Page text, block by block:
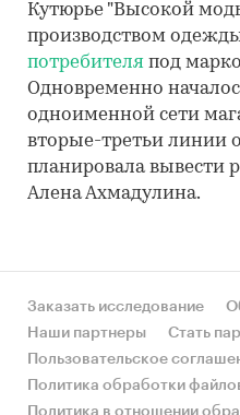
Кутюрье "Высокой
производством
потребителя под
Одновременно
одноименной сети
вторые-третьи линии
планировала вывести
Алена Ахмадулина.
Заказать исследование
Наши партнеры
Стать
Пользовательское
Политика обработки
Политика в отношении